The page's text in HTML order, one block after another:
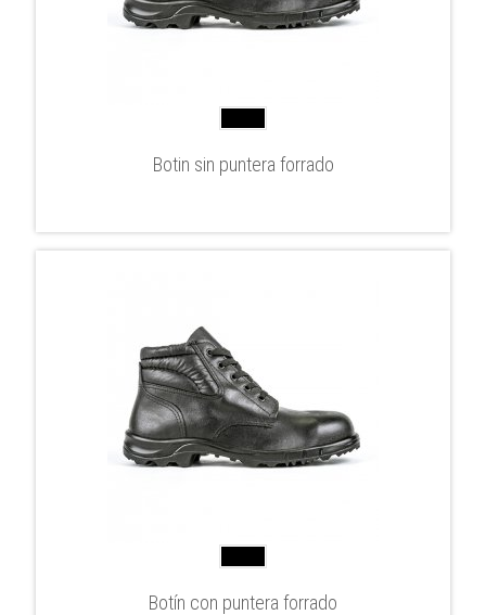
Botin sin puntera forrado
Botín con puntera forrado